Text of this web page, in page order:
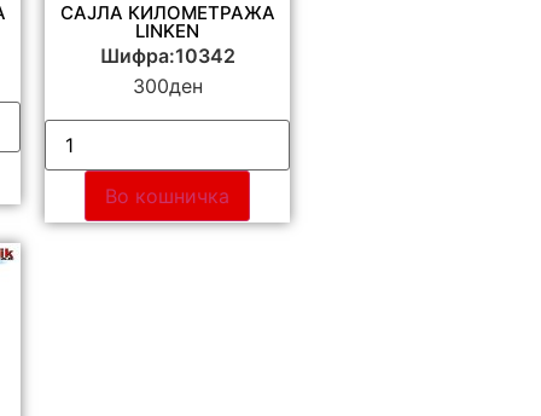
САЈЛА КИЛОМЕТРАЖА
LINKEN
Шифра:10342
300ден
Во кошничка